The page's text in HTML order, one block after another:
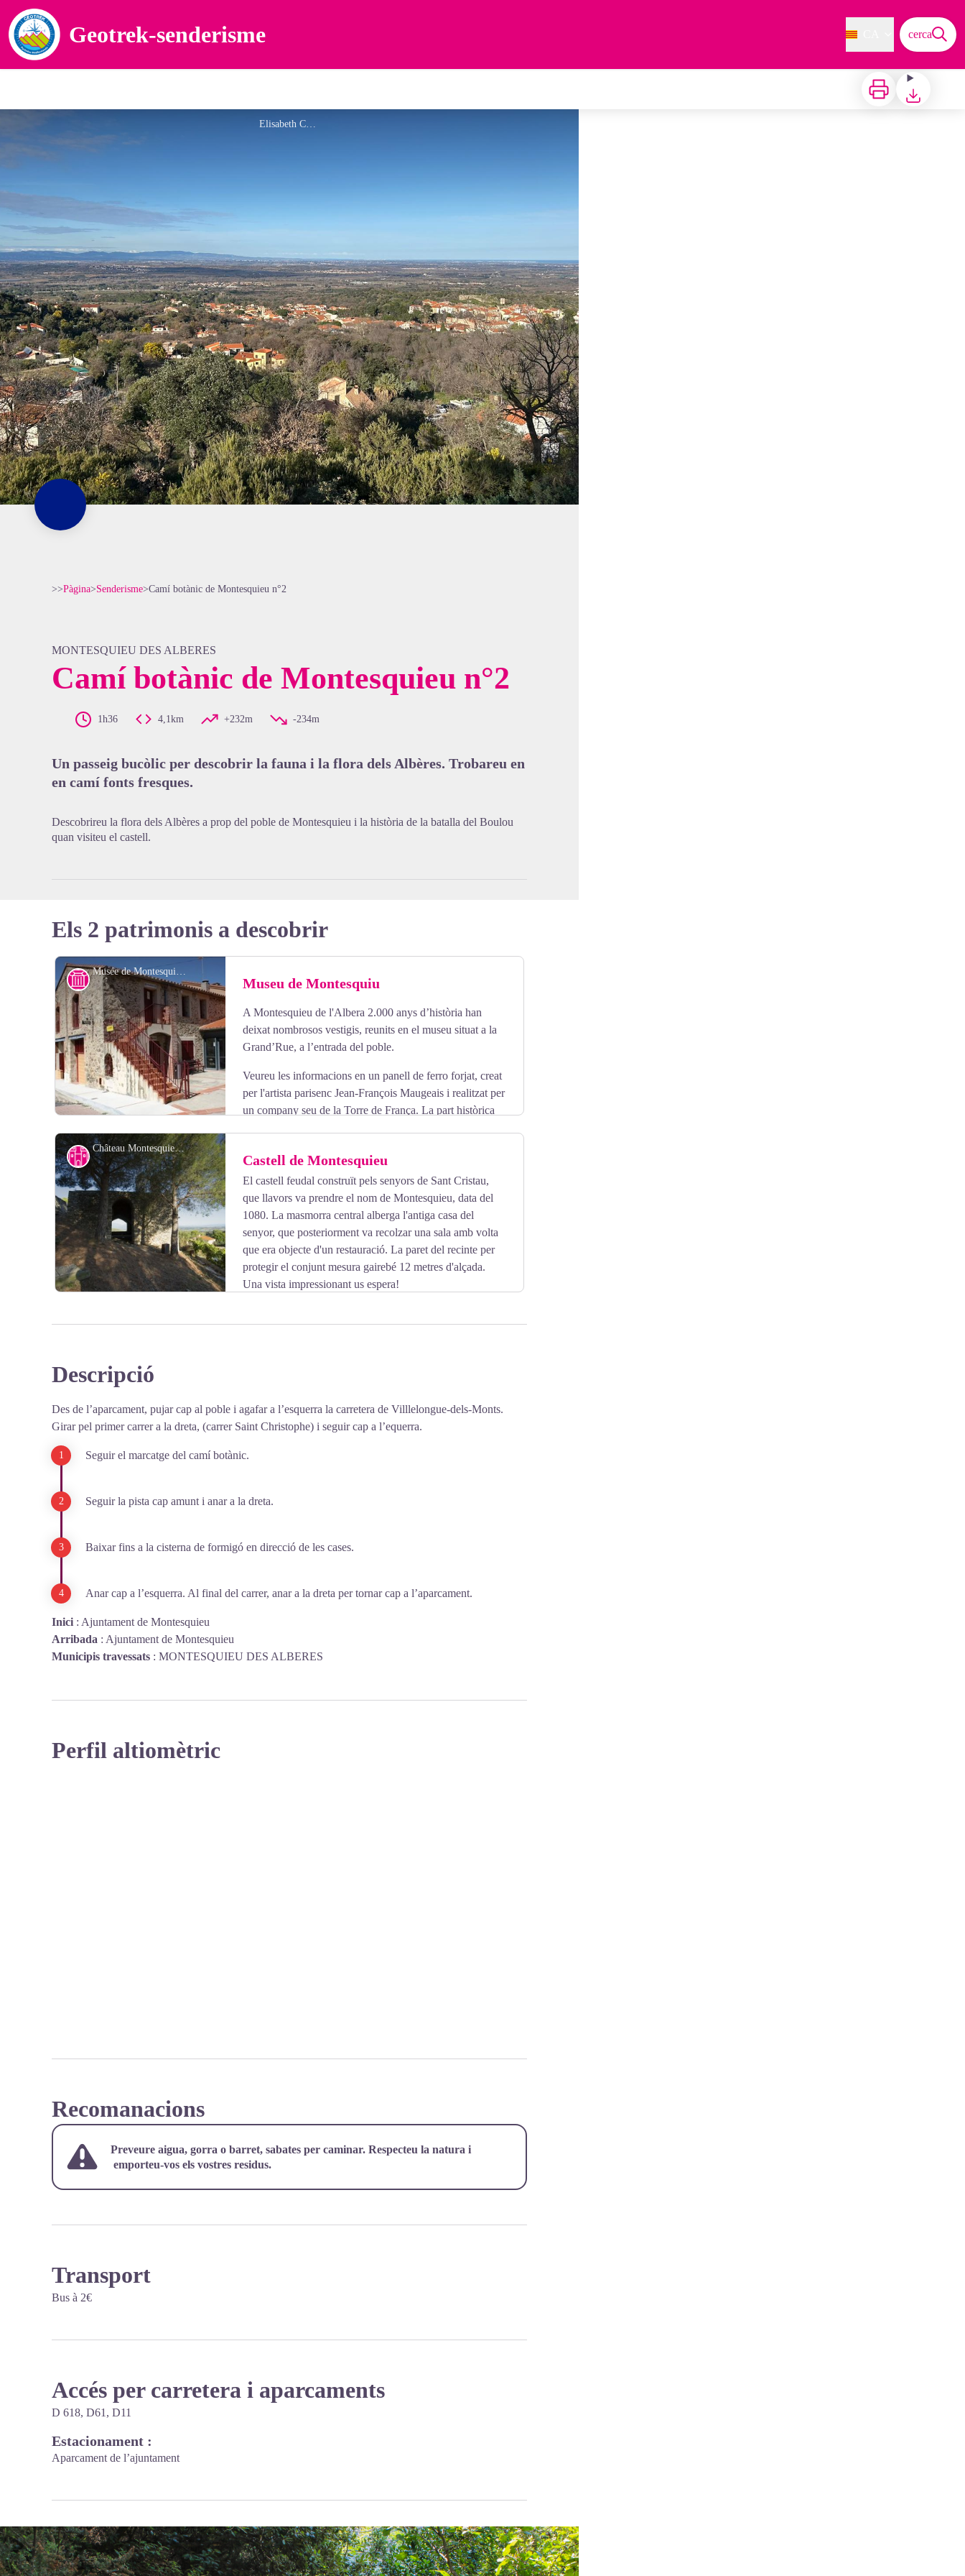
Geotrek-senderisme cerca
Imprimir Baixar
Elisabeth Coste
>>Pàgina>Senderisme>Camí botànic de Montesquieu n°2
MONTESQUIEU DES ALBERES
Camí botànic de Montesquieu n°2
1h36 4,1km +232m -234m
Un passeig bucòlic per descobrir la fauna i la flora dels Albères. Trobareu en
en camí fonts fresques.
Descobrireu la flora dels Albères a prop del poble de Montesquieu i la història de la batalla del Boulou
quan visiteu el castell.
Els 2 patrimonis a descobrir
Musée de Montesquieu - OTI
View picture in full screen
Museu de Montesquiu
A Montesquieu de l'Albera 2.000 anys d’història han
deixat nombrosos vestigis, reunits en el museu situat a la
Grand’Rue, a l’entrada del poble.
Veureu les informacions en un panell de ferro forjat, creat
per l'artista parisenc Jean-François Maugeais i realitzat per
un company seu de la Torre de França. La part històrica
un enreixat de pàmpols sobre un fons estilitzat de l'església del poble.
Château Montesquieu - Mairie Montesquieu-des-Albères
View picture in full screen
Castell de Montesquieu
El castell feudal construït pels senyors de Sant Cristau,
que llavors va prendre el nom de Montesquieu, data del
1080. La masmorra central alberga l'antiga casa del
senyor, que posteriorment va recolzar una sala amb volta
que era objecte d'un restauració. La paret del recinte per
protegir el conjunt mesura gairebé 12 metres d'alçada.
Una vista impressionant us espera!
Descripció
Des de l’aparcament, pujar cap al poble i agafar a l’esquerra la carretera de Villlelongue-dels-Monts.
Girar pel primer carrer a la dreta, (carrer Saint Christophe) i seguir cap a l’equerra.
Seguir el marcatge del camí botànic.
Seguir la pista cap amunt i anar a la dreta.
Baixar fins a la cisterna de formigó en direcció de les cases.
Anar cap a l’esquerra. Al final del carrer, anar a la dreta per tornar cap a l’aparcament.
Inici : Ajuntament de Montesquieu
Arribada : Ajuntament de Montesquieu
Municipis travessats : MONTESQUIEU DES ALBERES
Perfil altiomètric
Recomanacions
Preveure aigua, gorra o barret, sabates per caminar. Respecteu la natura i
emporteu-vos els vostres residus.
Transport
Bus à 2€
Accés per carretera i aparcaments
D 618, D61, D11
Estacionament :
Aparcament de l’ajuntament